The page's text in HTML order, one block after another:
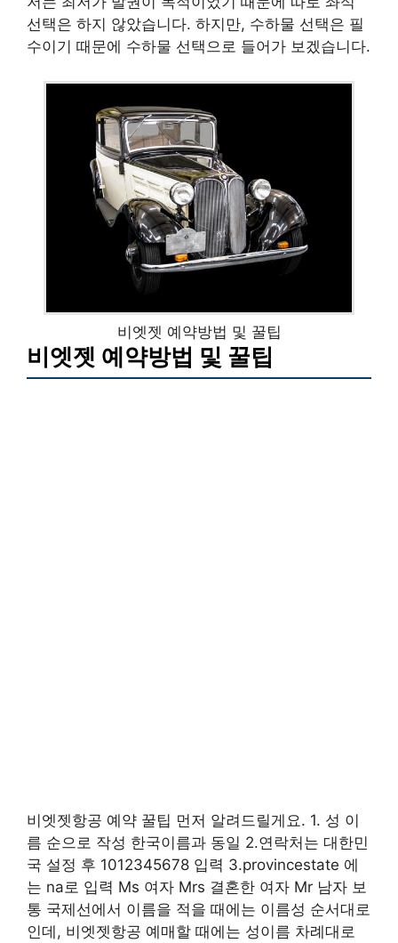
선택은 하지 않았습니다. 하지만, 수하물 선택은 필
수이기 때문에 수하물 선택으로 들어가 보겠습니다.
비엣젯 예약방법 및 꿀팁
비엣젯 예약방법 및 꿀팁
비엣젯항공 예약 꿀팁 먼저 알려드릴게요. 1. 성 이
름 순으로 작성 한국이름과 동일 2.연락처는 대한민
국 설정 후 1012345678 입력 3.provincestate 에
는 na로 입력 Ms 여자 Mrs 결혼한 여자 Mr 남자 보
통 국제선에서 이름을 적을 때에는 이름성 순서대로
인데, 비엣젯항공 예매할 때에는 성이름 차례대로